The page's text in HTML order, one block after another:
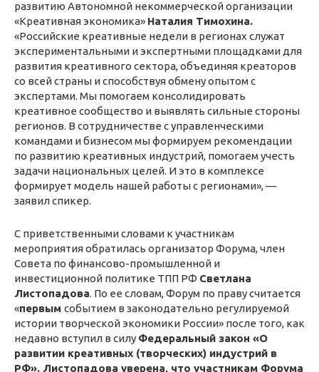
развитию Автономной некоммерческой организации
«Креативная экономика» Наталия Тимохина.
«Российские креативные недели в регионах служат
экспериментальными и экспертными площадками для
развития креативного сектора, объединяя креаторов
со всей страны и способствуя обмену опытом с
экспертами. Мы помогаем консолидировать
креативное сообщество и выявлять сильные стороны
регионов. В сотрудничестве с управленческими
командами и бизнесом мы формируем рекомендации
по развитию креативных индустрий, помогаем учесть
задачи национальных целей. И это в комплексе
формирует модель нашей работы с регионами», —
заявил спикер.
С приветственными словами к участникам
мероприятия обратилась организатор Форума, член
Совета по финансово-промышленной и
инвестиционной политике ТПП РФ Светлана
Листопадова. По ее словам, Форум по праву считается
«первым событием в законодательно регулируемой
истории творческой экономики России» после того, как
недавно вступил в силу Федеральный закон «О
развитии креативных (творческих) индустрий в
РФ». Листопадова уверена, что участникам Форума